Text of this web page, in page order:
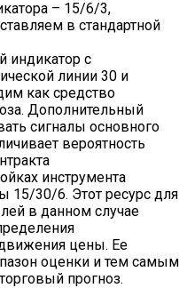
– 15/6/3,
в стандартной
индикатор с
линии 30 и
как средство
Дополнительный
сигналы основного
вероятность
инструмента
15/30/6. Этот ресурс для
в данном случае
цены. Ее
оценки и тем самым
прогноз.